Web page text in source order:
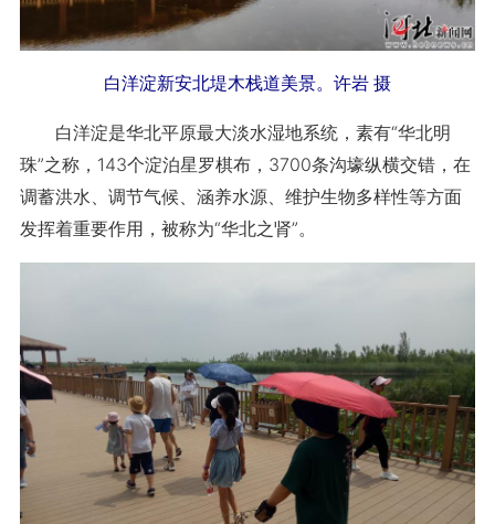
白洋淀新安北堤木栈道美景。许岩 摄
白洋淀是华北平原最大淡水湿地系统，素有“华北明
珠”之称，143个淀泊星罗棋布，3700条沟壕纵横交错，在
调蓄洪水、调节气候、涵养水源、维护生物多样性等方面
发挥着重要作用，被称为“华北之肾”。